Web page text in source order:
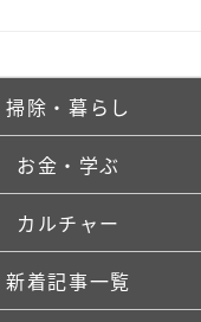
掃除・暮らし
お金・学ぶ
カルチャー
新着記事一覧